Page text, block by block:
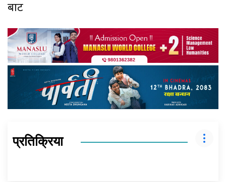
बाट
प्रतिक्रिया